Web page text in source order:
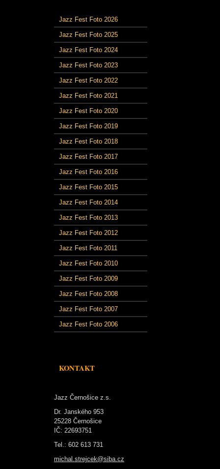
Jazz Fest Foto 2026
Jazz Fest Foto 2025
Jazz Fest Foto 2024
Jazz Fest Foto 2023
Jazz Fest Foto 2022
Jazz Fest Foto 2021
Jazz Fest Foto 2020
Jazz Fest Foto 2019
Jazz Fest Foto 2018
Jazz Fest Foto 2017
Jazz Fest Foto 2016
Jazz Fest Foto 2015
Jazz Fest Foto 2014
Jazz Fest Foto 2013
Jazz Fest Foto 2012
Jazz Fest Foto 2011
Jazz Fest Foto 2010
Jazz Fest Foto 2009
Jazz Fest Foto 2008
Jazz Fest Foto 2007
Jazz Fest Foto 2006
KONTAKT
Jazz Černošice z.s.
Dr. Janského 953
25228 Černošice
IČ: 22693751
Tel.: 602 613 731
michal.strejcek@siba.cz